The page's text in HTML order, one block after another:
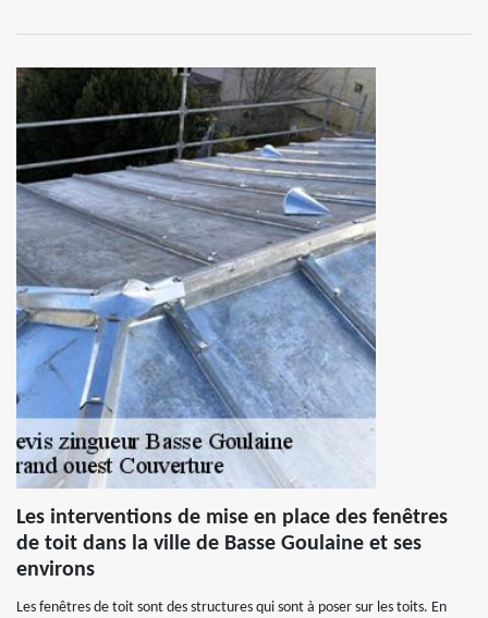
Les interventions de mise en place des fenêtres
de toit dans la ville de Basse Goulaine et ses
environs
Les fenêtres de toit sont des structures qui sont à poser sur les toits. En